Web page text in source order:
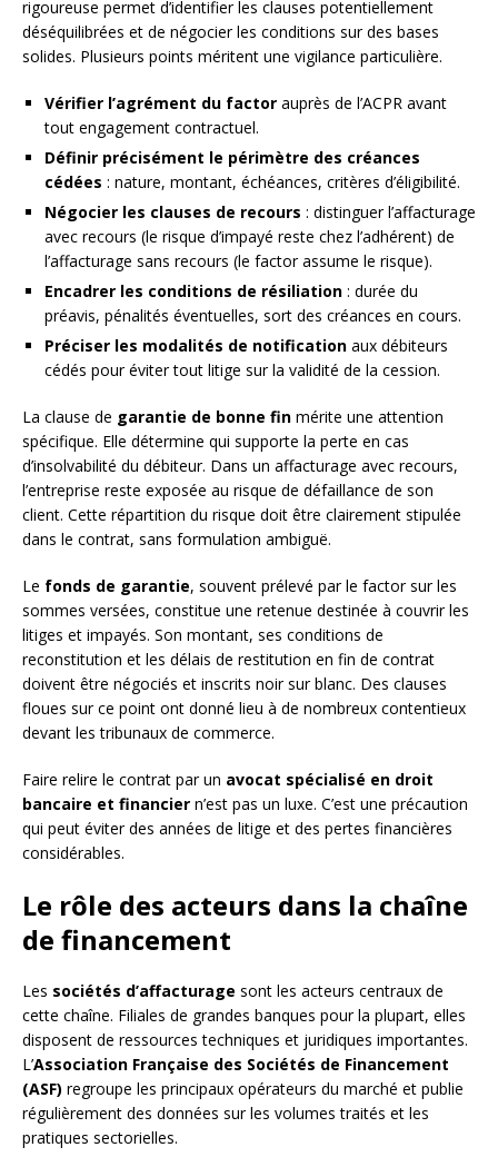
rigoureuse permet d’identifier les clauses potentiellement
déséquilibrées et de négocier les conditions sur des bases
solides. Plusieurs points méritent une vigilance particulière.
Vérifier l’agrément du factor auprès de l’ACPR avant
tout engagement contractuel.
Définir précisément le périmètre des créances
cédées : nature, montant, échéances, critères d’éligibilité.
Négocier les clauses de recours : distinguer l’affacturage
avec recours (le risque d’impayé reste chez l’adhérent) de
l’affacturage sans recours (le factor assume le risque).
Encadrer les conditions de résiliation : durée du
préavis, pénalités éventuelles, sort des créances en cours.
Préciser les modalités de notification aux débiteurs
cédés pour éviter tout litige sur la validité de la cession.
La clause de garantie de bonne fin mérite une attention
spécifique. Elle détermine qui supporte la perte en cas
d’insolvabilité du débiteur. Dans un affacturage avec recours,
l’entreprise reste exposée au risque de défaillance de son
client. Cette répartition du risque doit être clairement stipulée
dans le contrat, sans formulation ambiguë.
Le fonds de garantie, souvent prélevé par le factor sur les
sommes versées, constitue une retenue destinée à couvrir les
litiges et impayés. Son montant, ses conditions de
reconstitution et les délais de restitution en fin de contrat
doivent être négociés et inscrits noir sur blanc. Des clauses
floues sur ce point ont donné lieu à de nombreux contentieux
devant les tribunaux de commerce.
Faire relire le contrat par un avocat spécialisé en droit
bancaire et financier n’est pas un luxe. C’est une précaution
qui peut éviter des années de litige et des pertes financières
considérables.
Le rôle des acteurs dans la chaîne
de financement
Les sociétés d’affacturage sont les acteurs centraux de
cette chaîne. Filiales de grandes banques pour la plupart, elles
disposent de ressources techniques et juridiques importantes.
L’Association Française des Sociétés de Financement
(ASF) regroupe les principaux opérateurs du marché et publie
régulièrement des données sur les volumes traités et les
pratiques sectorielles.